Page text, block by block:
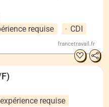
requise CDI
francetravail.fr
requise